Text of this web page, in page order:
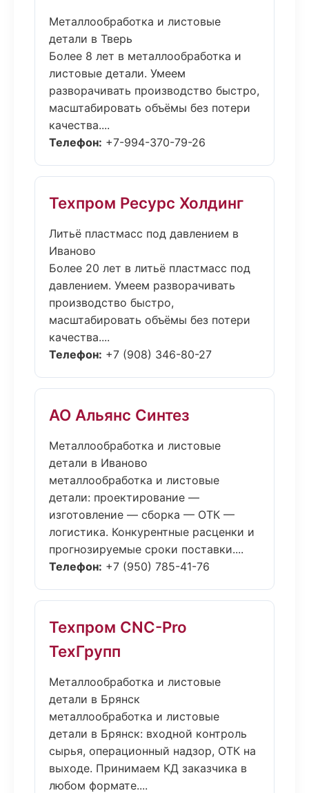
Металлообработка и листовые
детали в Тверь
Более 8 лет в металлообработка и
листовые детали. Умеем
разворачивать производство быстро,
масштабировать объёмы без потери
качества....
Телефон: +7-994-370-79-26
Техпром Ресурс Холдинг
Литьё пластмасс под давлением в
Иваново
Более 20 лет в литьё пластмасс под
давлением. Умеем разворачивать
производство быстро,
масштабировать объёмы без потери
качества....
Телефон: +7 (908) 346-80-27
АО Альянс Синтез
Металлообработка и листовые
детали в Иваново
металлообработка и листовые
детали: проектирование —
изготовление — сборка — ОТК —
логистика. Конкурентные расценки и
прогнозируемые сроки поставки....
Телефон: +7 (950) 785-41-76
Техпром CNC-Pro
ТехГрупп
Металлообработка и листовые
детали в Брянск
металлообработка и листовые
детали в Брянск: входной контроль
сырья, операционный надзор, ОТК на
выходе. Принимаем КД заказчика в
любом формате....